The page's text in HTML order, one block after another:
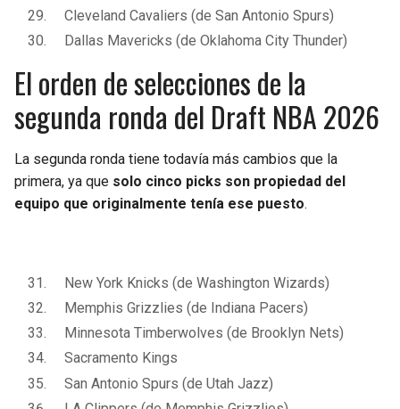
Cleveland Cavaliers (de San Antonio Spurs)
Dallas Mavericks (de Oklahoma City Thunder)
El orden de selecciones de la
segunda ronda del Draft NBA 2026
La segunda ronda tiene todavía más cambios que la
primera, ya que solo cinco picks son propiedad del
equipo que originalmente tenía ese puesto.
New York Knicks (de Washington Wizards)
Memphis Grizzlies (de Indiana Pacers)
Minnesota Timberwolves (de Brooklyn Nets)
Sacramento Kings
San Antonio Spurs (de Utah Jazz)